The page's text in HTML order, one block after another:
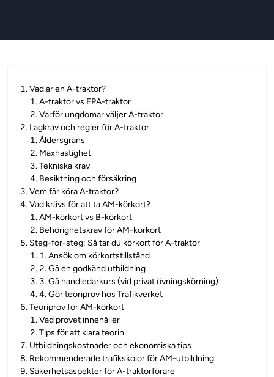
1.Vad är en A-traktor?
1.A-traktor vs EPA-traktor
2.Varför ungdomar väljer A-traktor
2. Lagkrav och regler för A-traktor
1.Åldersgräns
2. Maxhastighet
3.Tekniska krav
4. Besiktning och försäkring
3.Vem får köra A-traktor?
4.Vad krävs för att ta AM-körkort?
1.AM-körkort vs B-körkort
2. Behörighetskrav för AM-körkort
5. Steg-för-steg: Så tar du körkort för A-traktor
1. 1. Ansök om körkortstillstånd
2. 2. Gå en godkänd utbildning
3. 3. Gå handledarkurs (vid privat övningskörning)
4.4. Gör teoriprov hos Trafikverket
6.Teoriprov för AM-körkort
1.Vad provet innehåller
2.Tips för att klara teorin
7. Utbildningskostnader och ekonomiska tips
8. Rekommenderade trafikskolor för AM-utbildning
9. Säkerhetsaspekter för A-traktorförare